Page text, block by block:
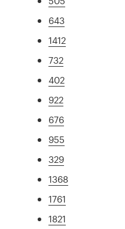
643
1412
732
402
922
676
955
329
1368
1761
1821